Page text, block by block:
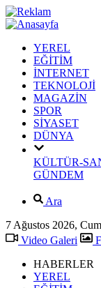
YEREL
EĞİTİM
İNTERNET
TEKNOLOJİ
MAGAZİN
SPOR
SİYASET
DÜNYA
KÜLTÜR-
GÜNDEM
Ara
7 Ağustos 2026,
Video Galeri
HABERLER
YEREL